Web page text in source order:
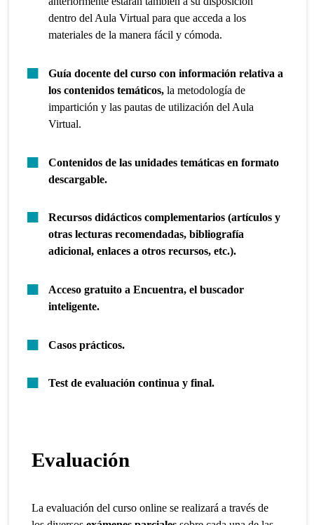
dentro del Aula Virtual para que acceda a los
materiales de la manera fácil y cómoda.
Guía docente del curso con información relativa a
los contenidos temáticos, la metodología de
impartición y las pautas de utilización del Aula
Virtual.
Contenidos de las unidades temáticas en formato
descargable.
Recursos didácticos complementarios (artículos y
otras lecturas recomendadas, bibliografía
adicional, enlaces a otros recursos, etc.).
Acceso gratuito a Encuentra, el buscador
inteligente.
Casos prácticos.
Test de evaluación continua y final.
Evaluación
La evaluación del curso online se realizará a través de